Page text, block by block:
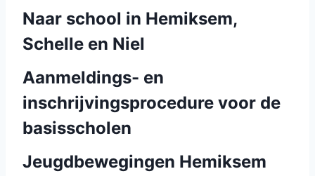
Naar school in Hemiksem,
Schelle en Niel
Aanmeldings- en
inschrijvingsprocedure voor de
basisscholen
Jeugdbewegingen Hemiksem